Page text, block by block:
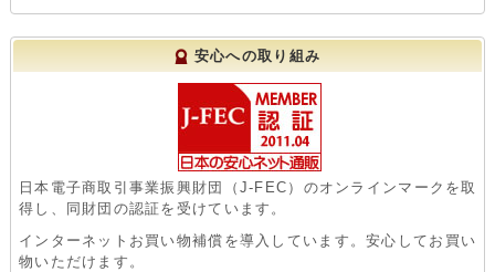
安心への取り組み
日本電子商取引事業振興財団（J-FEC）のオンラインマークを取
得し、同財団の認証を受けています。
インターネットお買い物補償を導入しています。安心してお買い
物いただけます。